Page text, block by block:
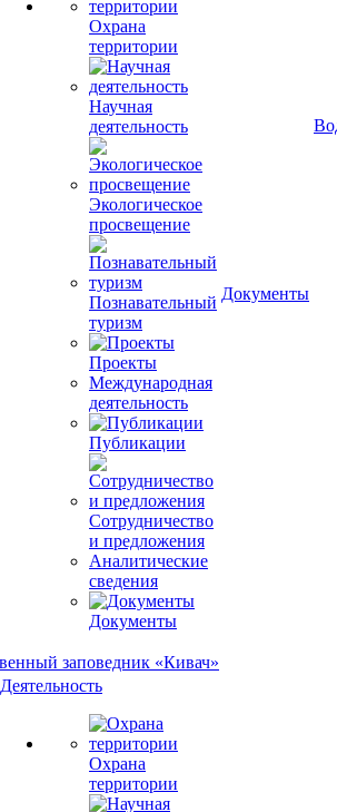
Охрана
территории
Научная
деятельность
Экологическое
просвещение
Познавательный
туризм
Проекты
Международная
деятельность
Публикации
Сотрудничество
и предложения
Аналитические
сведения
Документы
Документы
Деятельность
Охрана
территории